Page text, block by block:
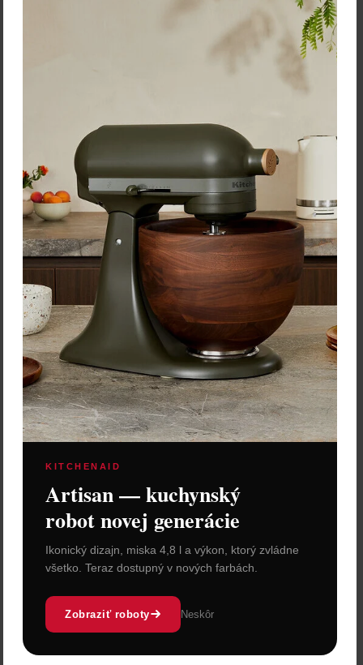
Rituali Domestici Kvetináč
"Eden" – Ø 17,5 x 15,5 cm
Cena: 19,90 €s DPH
Skladom 2 ks
Vložiť do košíka
KITCHENAID
Artisan — kuchynský
robot novej generácie
Ikonický dizajn, miska 4,8 l a výkon, ktorý zvládne
všetko. Teraz dostupný v nových farbách.
Zobraziť roboty Neskôr